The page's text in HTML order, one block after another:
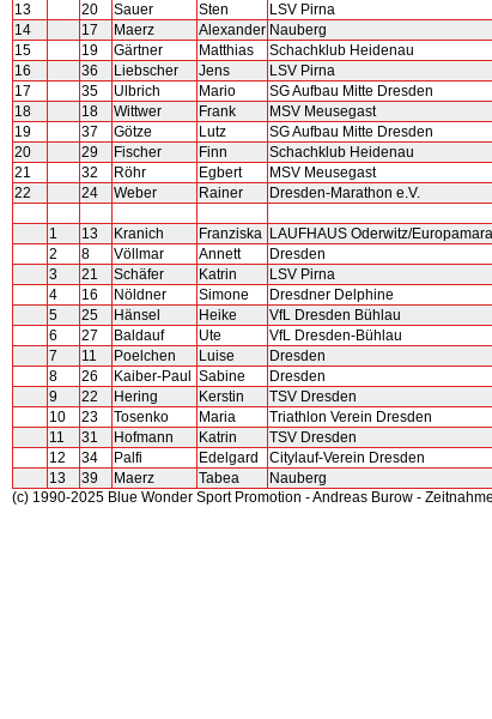
13
20 Sauer Sten LSV Pirna
14
17 Maerz Alexander Nauberg
15
19 Gärtner Matthias Schachklub Heidenau
16
36 Liebscher Jens LSV Pirna
17
35 Ulbrich Mario SG Aufbau Mitte Dresden
18
18 Wittwer Frank MSV Meusegast
19
37 Götze Lutz SG Aufbau Mitte Dresden
20
29 Fischer Finn Schachklub Heidenau
21
32 Röhr Egbert MSV Meusegast
22
24 Weber Rainer Dresden-Marathon e.V.
1 13 Kranich Franziska LAUFHAUS Oderwitz/
2
8 Völlmar Annett Dresden
3
21 Schäfer Katrin LSV Pirna
4
16 Nöldner Simone Dresdner Delphine
5
25 Hänsel Heike VfL Dresden Bühlau
6
27 Baldauf Ute VfL Dresden-Bühlau
7
11 Poelchen Luise Dresden
8
26 Kaiber-Paul Sabine Dresden
9
22 Hering Kerstin TSV Dresden
10
23 Tosenko Maria Triathlon Verein Dresden
11
31 Hofmann Katrin TSV Dresden
12
34 Palfi Edelgard Citylauf-Verein Dresden
13
39 Maerz Tabea Nauberg
(c) 1990-2025 Blue Wonder Sport Promotion - Andreas Burow -